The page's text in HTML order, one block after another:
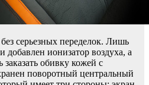
серьезных переделок. Лишь
добавлен ионизатор воздуха, а
обивку кожей с
поворотный центральный